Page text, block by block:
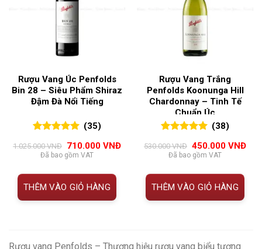
Rượu Vang Úc Penfolds
Bin 28 – Siêu Phẩm Shiraz
Đậm Đà Nổi Tiếng
đánh giá
(35)
1.025.000VNĐ Giá
gốc
là:
1.025.000 VNĐ.
710.000 VNĐGiá
710.000 VNĐ.
Đã bao gồm VAT
THÊM VÀO GIỎ HÀNG
Rượu Vang Trắng
Penfolds Koonunga Hill
Chardonnay – Tinh Tế
Chuẩn Úc
đánh giá
(38)
530.000VNĐ Giá
gốc
là:
530.000 VNĐ.
450.000 VNĐGiá
Đã bao gồm VAT
THÊM VÀO GIỎ HÀNG
Rượu vang Penfolds – Thương hiệu rượu vang biểu tượng